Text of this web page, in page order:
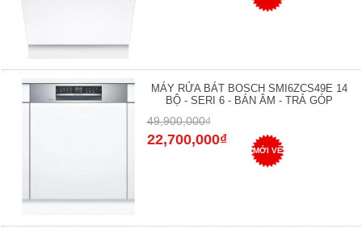
MÁY RỬA BÁT BOSCH SMI6ZCS49E 14
BỘ - SERI 6 - BÁN ÂM - TRẢ GÓP
49,900,000₫
22,700,000₫
MỚI VỀ